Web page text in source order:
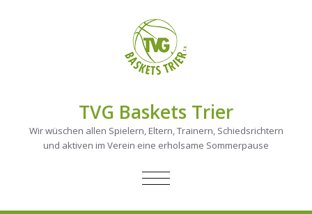
TVG Baskets Trier
Wir wüschen allen Spielern, Eltern, Trainern, Schiedsrichtern
und aktiven im Verein eine erholsame Sommerpause
NAVIGATION